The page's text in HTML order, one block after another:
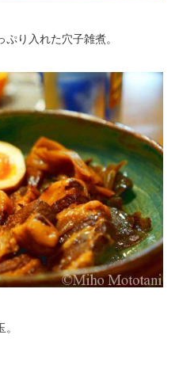
り入れた穴子雑煮。